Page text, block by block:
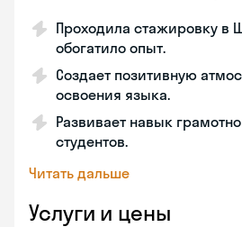
Проходила стажировку в
обогатило опыт.
Создает позитивную
освоения языка.
Развивает навык
студентов.
Читать дальше
Услуги и цены